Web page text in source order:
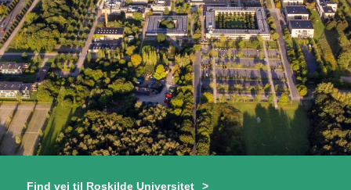
Find vej til Roskilde Universitet